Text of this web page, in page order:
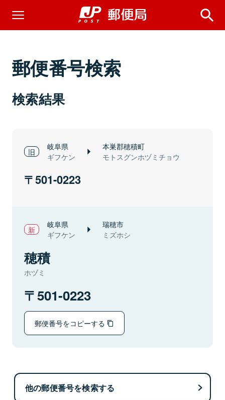
郵便番号検索
検索結果
岐阜県
ギフケン
本巣郡穂積町
モトスグンホヅミチョウ
501-0223
岐阜県
ギフケン
瑞穂市
ミズホシ
穂積
ホヅミ
501-0223
郵便番号をコピーする
他の郵便番号を検索する